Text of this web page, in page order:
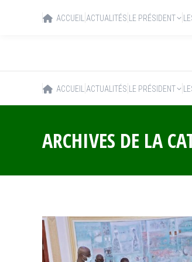
ACCUEIL ACTUALITÉS LE PRÉSIDENT
ARCHIVES DE LA
ACCUEIL ACTUALITÉS LE PRÉSIDENT